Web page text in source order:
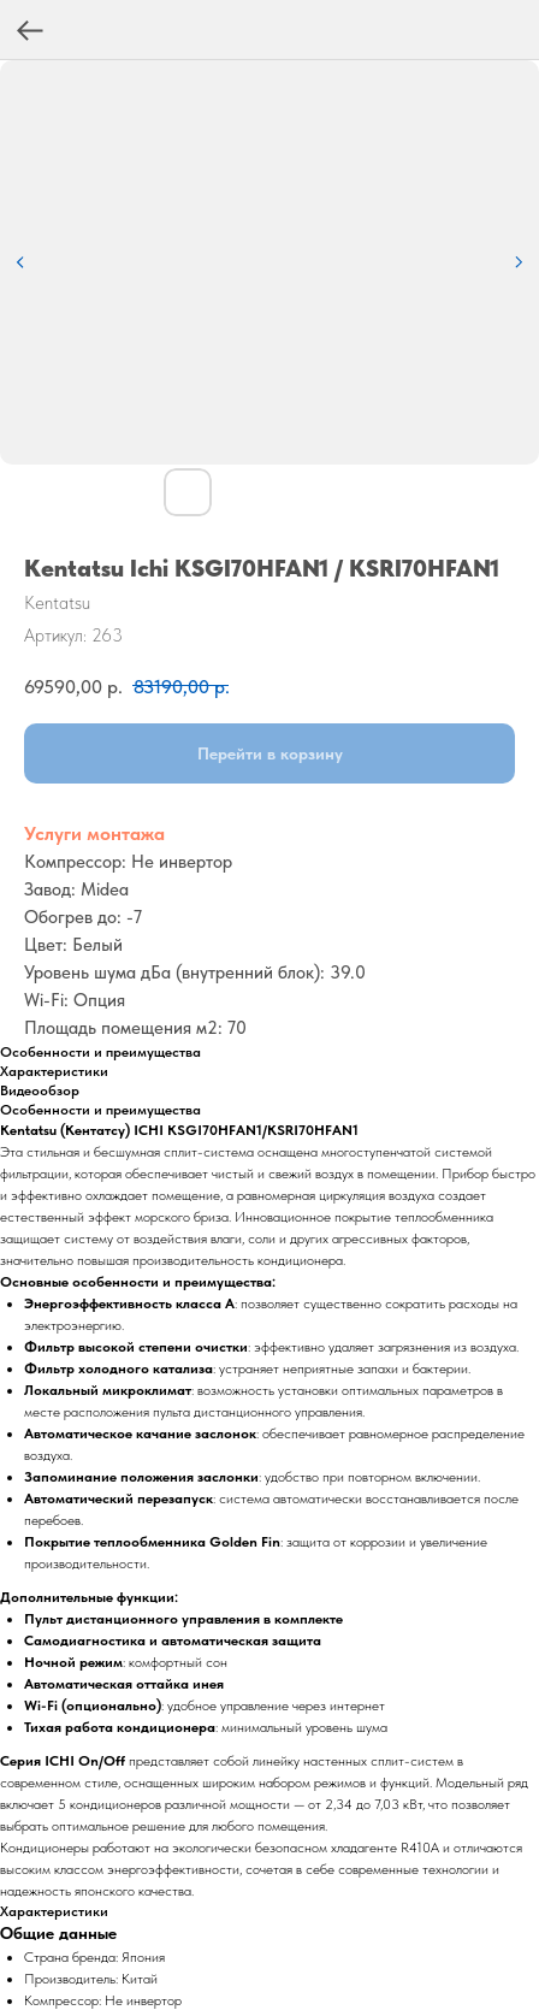
Kentatsu Ichi KSGI70HFAN1 / KSRI70HFAN1
Kentatsu
Артикул: 263
69590,00 р. 83190,00 р.
Перейти в корзину
Услуги монтажа
Компрессор: Не инвертор
Завод: Midea
Обогрев до: -7
Цвет: Белый
Уровень шума дБа (внутренний блок): 39.0
Wi-Fi: Опция
Площадь помещения м2: 70
Особенности и преимущества
Характеристики
Видеообзор
Особенности и преимущества
Kentatsu (Кентатсу) ICHI KSGI70HFAN1/KSRI70HFAN1
Эта стильная и бесшумная сплит-система оснащена многоступенчатой системой
фильтрации, которая обеспечивает чистый и свежий воздух в помещении. Прибор быстро
и эффективно охлаждает помещение, а равномерная циркуляция воздуха создает
естественный эффект морского бриза. Инновационное покрытие теплообменника
защищает систему от воздействия влаги, соли и других агрессивных факторов,
значительно повышая производительность кондиционера.
Основные особенности и преимущества:
Энергоэффективность класса А: позволяет существенно сократить расходы на
электроэнергию.
Фильтр высокой степени очистки: эффективно удаляет загрязнения из воздуха.
Фильтр холодного катализа: устраняет неприятные запахи и бактерии.
Локальный микроклимат: возможность установки оптимальных параметров в
месте расположения пульта дистанционного управления.
Автоматическое качание заслонок: обеспечивает равномерное распределение
воздуха.
Запоминание положения заслонки: удобство при повторном включении.
Автоматический перезапуск: система автоматически восстанавливается после
перебоев.
Покрытие теплообменника Golden Fin: защита от коррозии и увеличение
производительности.
Дополнительные функции:
Пульт дистанционного управления в комплекте
Самодиагностика и автоматическая защита
Ночной режим: комфортный сон
Автоматическая оттайка инея
Wi-Fi (опционально): удобное управление через интернет
Тихая работа кондиционера: минимальный уровень шума
Серия ICHI On/Off представляет собой линейку настенных сплит-систем в
современном стиле, оснащенных широким набором режимов и функций. Модельный ряд
включает 5 кондиционеров различной мощности — от 2,34 до 7,03 кВт, что позволяет
выбрать оптимальное решение для любого помещения.
Кондиционеры работают на экологически безопасном хладагенте R410A и отличаются
высоким классом энергоэффективности, сочетая в себе современные технологии и
надежность японского качества.
Характеристики
Общие данные
Страна бренда: Япония
Производитель: Китай
Компрессор: Не инвертор